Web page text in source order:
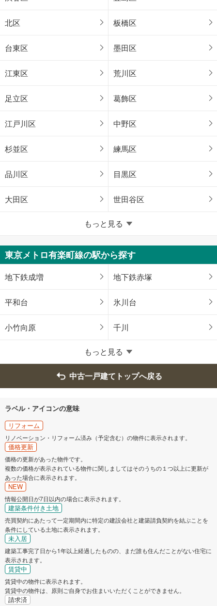
北区 板橋区
台東区 墨田区
江東区 荒川区
足立区 葛飾区
江戸川区 中野区
杉並区 練馬区
品川区 目黒区
大田区 世田谷区
八王子市 立川市
武蔵野市 三鷹市
青梅市 府中市
昭島市 調布市
小金井市
日野市
国立市
狛江市
清瀬市 東久留米市
武蔵村山市 多摩市
稲城市 羽村市
あきる野市 西東京市
西多摩郡瑞穂町
西多摩郡檜原村
もっと見る
東京メトロ有楽町線の駅から探す
地下鉄成増 地下鉄赤塚
平和台 氷川台
小竹向原 千川
もっと見る
中古一戸建てトップへ戻る
ラベル・アイコンの意味
リフォーム
リノベーション・リフォーム済み（予定含む）の物件に表示されます。
価格更新
価格の更新があった物件です。
複数の価格が表示されている物件に関しましてはそのうちの１つ以上に更新が
あった場合に表示されます。
NEW
情報公開日が7日以内の場合に表示されます。
建築条件付き土地
売買契約にあたって一定期間内に特定の建設会社と建築請負契約を結ぶことを
条件にしている土地に表示されます。
未入居
建築工事完了日から1年以上経過したものの、まだ誰も住んだことがない住宅に
表示されます。
賃貸中
賃貸中の物件に表示されます。
賃貸中の物件は、原則ご自身でお住まいいただくことができません。
請求済